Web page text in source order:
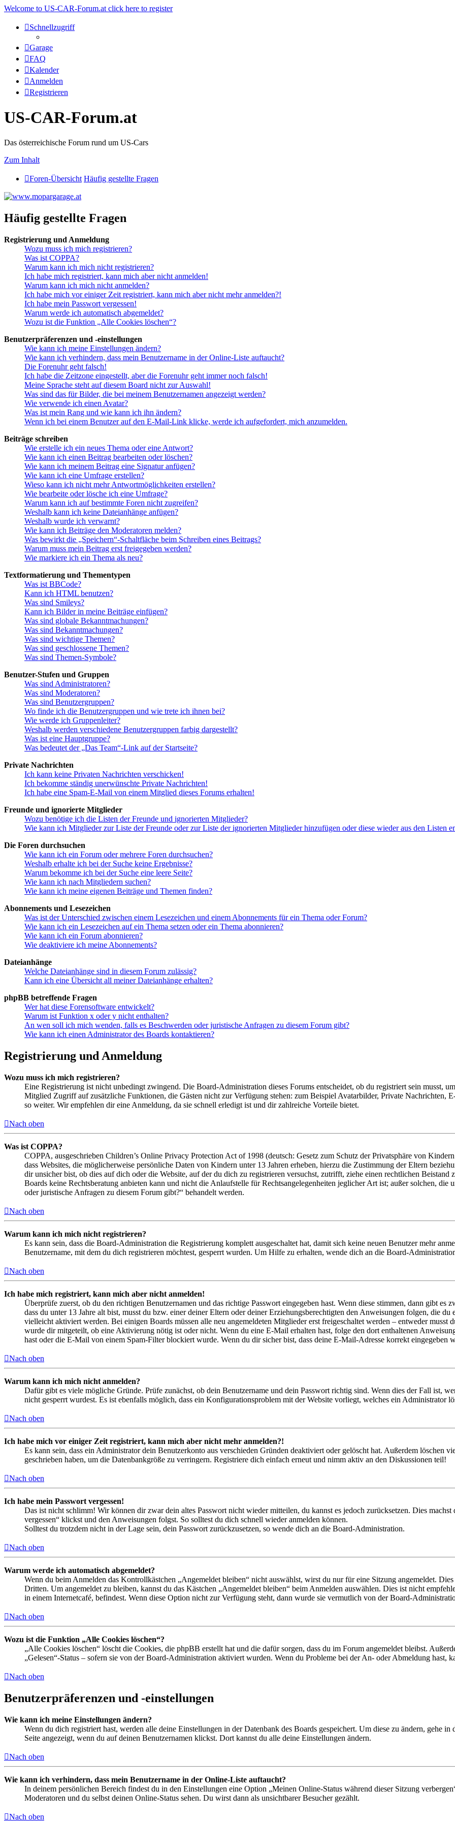
Welcome to US-CAR-Forum.at click here to register
Schnellzugriff
Garage
FAQ
Kalender
Anmelden
Registrieren
US-CAR-Forum.at
Das österreichische Forum rund um US-Cars
Zum Inhalt
Foren-Übersicht Häufig gestellte Fragen
Häufig gestellte Fragen
Registrierung und Anmeldung
Wozu muss ich mich registrieren?
Was ist COPPA?
Warum kann ich mich nicht registrieren?
Ich habe mich registriert, kann mich aber nicht anmelden!
Warum kann ich mich nicht anmelden?
Ich habe mich vor einiger Zeit registriert, kann mich aber nicht mehr anmelden?!
Ich habe mein Passwort vergessen!
Warum werde ich automatisch abgemeldet?
Wozu ist die Funktion „Alle Cookies löschen“?
Benutzerpräferenzen und -einstellungen
Wie kann ich meine Einstellungen ändern?
Wie kann ich verhindern, dass mein Benutzername in der Online-Liste auftaucht?
Die Forenuhr geht falsch!
Ich habe die Zeitzone eingestellt, aber die Forenuhr geht immer noch falsch!
Meine Sprache steht auf diesem Board nicht zur Auswahl!
Was sind das für Bilder, die bei meinem Benutzernamen angezeigt werden?
Wie verwende ich einen Avatar?
Was ist mein Rang und wie kann ich ihn ändern?
Wenn ich bei einem Benutzer auf den E-Mail-Link klicke, werde ich aufgefordert, mich anzumelden.
Beiträge schreiben
Wie erstelle ich ein neues Thema oder eine Antwort?
Wie kann ich einen Beitrag bearbeiten oder löschen?
Wie kann ich meinem Beitrag eine Signatur anfügen?
Wie kann ich eine Umfrage erstellen?
Wieso kann ich nicht mehr Antwortmöglichkeiten erstellen?
Wie bearbeite oder lösche ich eine Umfrage?
Warum kann ich auf bestimmte Foren nicht zugreifen?
Weshalb kann ich keine Dateianhänge anfügen?
Weshalb wurde ich verwarnt?
Wie kann ich Beiträge den Moderatoren melden?
Was bewirkt die „Speichern“-Schaltfläche beim Schreiben eines Beitrags?
Warum muss mein Beitrag erst freigegeben werden?
Wie markiere ich ein Thema als neu?
Textformatierung und Thementypen
Was ist BBCode?
Kann ich HTML benutzen?
Was sind Smileys?
Kann ich Bilder in meine Beiträge einfügen?
Was sind globale Bekanntmachungen?
Was sind Bekanntmachungen?
Was sind wichtige Themen?
Was sind geschlossene Themen?
Was sind Themen-Symbole?
Benutzer-Stufen und Gruppen
Was sind Administratoren?
Was sind Moderatoren?
Was sind Benutzergruppen?
Wo finde ich die Benutzergruppen und wie trete ich ihnen bei?
Wie werde ich Gruppenleiter?
Weshalb werden verschiedene Benutzergruppen farbig dargestellt?
Was ist eine Hauptgruppe?
Was bedeutet der „Das Team“-Link auf der Startseite?
Private Nachrichten
Ich kann keine Privaten Nachrichten verschicken!
Ich bekomme ständig unerwünschte Private Nachrichten!
Ich habe eine Spam-E-Mail von einem Mitglied dieses Forums erhalten!
Freunde und ignorierte Mitglieder
Wozu benötige ich die Listen der Freunde und ignorierten Mitglieder?
Wie kann ich Mitglieder zur Liste der Freunde oder zur Liste der ignorierten Mitglieder hinzufügen oder diese wieder aus den Listen
Die Foren durchsuchen
Wie kann ich ein Forum oder mehrere Foren durchsuchen?
Weshalb erhalte ich bei der Suche keine Ergebnisse?
Warum bekomme ich bei der Suche eine leere Seite?
Wie kann ich nach Mitgliedern suchen?
Wie kann ich meine eigenen Beiträge und Themen finden?
Abonnements und Lesezeichen
Was ist der Unterschied zwischen einem Lesezeichen und einem Abonnements für ein Thema oder Forum?
Wie kann ich ein Lesezeichen auf ein Thema setzen oder ein Thema abonnieren?
Wie kann ich ein Forum abonnieren?
Wie deaktiviere ich meine Abonnements?
Dateianhänge
Welche Dateianhänge sind in diesem Forum zulässig?
Kann ich eine Übersicht all meiner Dateianhänge erhalten?
phpBB betreffende Fragen
Wer hat diese Forensoftware entwickelt?
Warum ist Funktion x oder y nicht enthalten?
An wen soll ich mich wenden, falls es Beschwerden oder juristische Anfragen zu diesem Forum gibt?
Wie kann ich einen Administrator des Boards kontaktieren?
Registrierung und Anmeldung
Wozu muss ich mich registrieren?
Eine Registrierung ist nicht unbedingt zwingend. Die Board-Administration dieses Forums entscheidet, ob du registriert sein musst,
Mitglied Zugriff auf zusätzliche Funktionen, die Gästen nicht zur Verfügung stehen: zum Beispiel Avatarbilder, Private Nachrichten,
so weiter. Wir empfehlen dir eine Anmeldung, da sie schnell erledigt ist und dir zahlreiche Vorteile bietet.
Nach oben
Was ist COPPA?
COPPA, ausgeschrieben Children’s Online Privacy Protection Act of 1998 (deutsch: Gesetz zum Schutz der Privatsphäre von
dass Websites, die möglicherweise persönliche Daten von Kindern unter 13 Jahren erheben, hierzu die Zustimmung der Eltern
dir unsicher bist, ob dies auf dich oder die Website, auf der du dich zu registrieren versuchst, zutrifft, ziehe einen rechtlichen
Boards keine Rechtsberatung anbieten kann und nicht die Anlaufstelle für Rechtsangelegenheiten jeglicher Art ist; außer solchen,
oder juristische Anfragen zu diesem Forum gibt?“ behandelt werden.
Nach oben
Warum kann ich mich nicht registrieren?
Es kann sein, dass die Board-Administration die Registrierung komplett ausgeschaltet hat, damit sich keine neuen Benutzer mehr
Benutzername, mit dem du dich registrieren möchtest, gesperrt wurden. Um Hilfe zu erhalten, wende dich an die Board-
Nach oben
Ich habe mich registriert, kann mich aber nicht anmelden!
Überprüfe zuerst, ob du den richtigen Benutzernamen und das richtige Passwort eingegeben hast. Wenn diese stimmen, dann gibt es
dass du unter 13 Jahre alt bist, musst du bzw. einer deiner Eltern oder deiner Erziehungsberechtigten den Anweisungen folgen, die
vielleicht aktiviert werden. Bei einigen Boards müssen alle neu angemeldeten Mitglieder erst freigeschaltet werden – entweder musst
wurde dir mitgeteilt, ob eine Aktivierung nötig ist oder nicht. Wenn du eine E-Mail erhalten hast, folge den dort enthaltenen
hast oder die E-Mail von einem Spam-Filter blockiert wurde. Wenn du dir sicher bist, dass deine E-Mail-Adresse korrekt eingegeben
Nach oben
Warum kann ich mich nicht anmelden?
Dafür gibt es viele mögliche Gründe. Prüfe zunächst, ob dein Benutzername und dein Passwort richtig sind. Wenn dies der Fall ist,
nicht gesperrt wurdest. Es ist ebenfalls möglich, dass ein Konfigurationsproblem mit der Website vorliegt, welches ein Administrator
Nach oben
Ich habe mich vor einiger Zeit registriert, kann mich aber nicht mehr anmelden?!
Es kann sein, dass ein Administrator dein Benutzerkonto aus verschieden Gründen deaktiviert oder gelöscht hat. Außerdem löschen
geschrieben haben, um die Datenbankgröße zu verringern. Registriere dich einfach erneut und nimm aktiv an den Diskussionen teil!
Nach oben
Ich habe mein Passwort vergessen!
Das ist nicht schlimm! Wir können dir zwar dein altes Passwort nicht wieder mitteilen, du kannst es jedoch zurücksetzen. Dies
vergessen“ klickst und den Anweisungen folgst. So solltest du dich schnell wieder anmelden können.
Solltest du trotzdem nicht in der Lage sein, dein Passwort zurückzusetzen, so wende dich an die Board-Administration.
Nach oben
Warum werde ich automatisch abgemeldet?
Wenn du beim Anmelden das Kontrollkästchen „Angemeldet bleiben“ nicht auswählst, wirst du nur für eine Sitzung angemeldet.
Dritten. Um angemeldet zu bleiben, kannst du das Kästchen „Angemeldet bleiben“ beim Anmelden auswählen. Dies ist nicht
in einem Internetcafé, befindest. Wenn diese Option nicht zur Verfügung steht, dann wurde sie vermutlich von der Board-
Nach oben
Wozu ist die Funktion „Alle Cookies löschen“?
„Alle Cookies löschen“ löscht die Cookies, die phpBB erstellt hat und die dafür sorgen, dass du im Forum angemeldet bleibst.
„Gelesen“-Status – sofern sie von der Board-Administration aktiviert wurden. Wenn du Probleme bei der An- oder Abmeldung hast,
Nach oben
Benutzerpräferenzen und -einstellungen
Wie kann ich meine Einstellungen ändern?
Wenn du dich registriert hast, werden alle deine Einstellungen in der Datenbank des Boards gespeichert. Um diese zu ändern, gehe
Seite angezeigt, wenn du auf deinen Benutzernamen klickst. Dort kannst du alle deine Einstellungen ändern.
Nach oben
Wie kann ich verhindern, dass mein Benutzername in der Online-Liste auftaucht?
In deinem persönlichen Bereich findest du in den Einstellungen eine Option „Meinen Online-Status während dieser Sitzung
Moderatoren und du selbst deinen Online-Status sehen. Du wirst dann als unsichtbarer Besucher gezählt.
Nach oben